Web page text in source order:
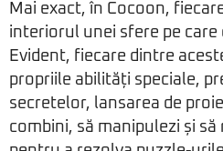
Mai exact, în Cocoon,
interiorul unei sfere pe care
Evident, fiecare dintre
propriile abilități speciale,
secretelor, lansarea de
combini, să manipulezi și